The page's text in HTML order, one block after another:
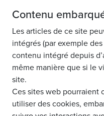
Contenu
Les articles de ce site
intégrés (par exemple
contenu intégré depuis
même manière que si le
site.
Ces sites web pourraient
utiliser des cookies,